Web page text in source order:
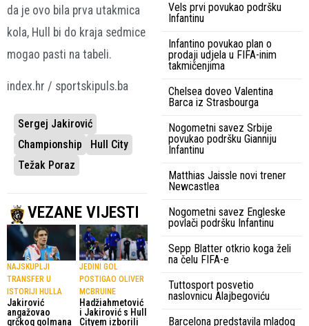
da je ovo bila prva utakmica
kola, Hull bi do kraja sedmice
mogao pasti na tabeli.
index.hr / sportskipuls.ba
Sergej Jakirović
Championship
Hull City
Težak Poraz
VEZANE VIJESTI
NAJSKUPLJI
TRANSFER U
ISTORIJI HULLA
Jakirović
angažovao
grčkog golmana
JEDINI GOL
POSTIGAO OLIVER
MCBRUINE
Hadžiahmetović
i Jakirović s Hull
Cityem izborili
Vels prvi povukao podršku
Infantinu
Infantino povukao plan o
prodaji udjela u FIFA-inim
takmičenjima
Chelsea doveo Valentina
Barca iz Strasbourga
Nogometni savez Srbije
povukao podršku Gianniju
Infantinu
Matthias Jaissle novi trener
Newcastlea
Nogometni savez Engleske
povlači podršku Infantinu
Sepp Blatter otkrio koga želi
na čelu FIFA-e
Tuttosport posvetio
naslovnicu Alajbegoviću
Barcelona predstavila mladog